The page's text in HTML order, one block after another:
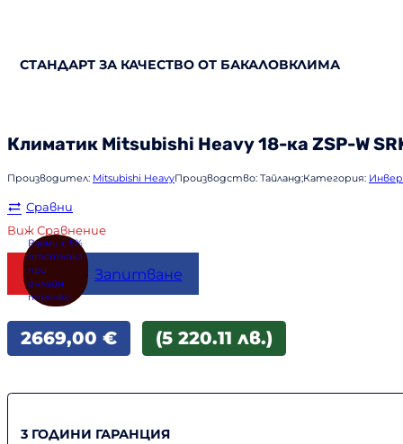
СТАНДАРТ ЗА КАЧЕСТВО ОТ БАКАЛОВКЛИМА
Климатик Mitsubishi Heavy18-ка ZSP-W
Производител: Mitsubishi HeavyПроизводство: Тайланд;Категория:
Сравни
Виж Сравнение
Купи Запитване
2669,00 € (5 220.11 лв.)
3 ГОДИНИ ГАРАНЦИЯ